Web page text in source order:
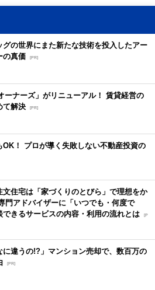
グの世界にまた新たな技術を投入したアー
の真価
[PR]
ーナーズ」がリニューアル！ 賃貸経営の
て解決 [PR]
OK！ プロが導く失敗しない不動産投資の
文住宅は「家づくりのとびら」で理想をか
門アドバイザーに「いつでも・何度で
できるサービスの内容・利用の流れとは [P
に違うの!?」マンション売却で、数百万の
[PR]